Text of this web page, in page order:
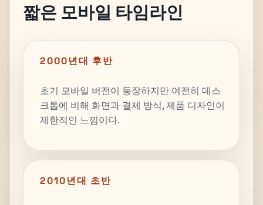
짧은 모바일 타임라인
2000년대 후반
초기 모바일 버전이 등장하지만 여전히 데스
크톱에 비해 화면과 결제 방식, 제품 디자인이
제한적인 느낌이다.
2010년대 초반